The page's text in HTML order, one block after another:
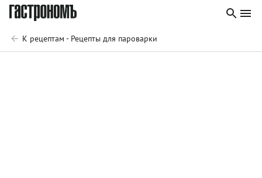
К рецептам - Рецепты для пароварки